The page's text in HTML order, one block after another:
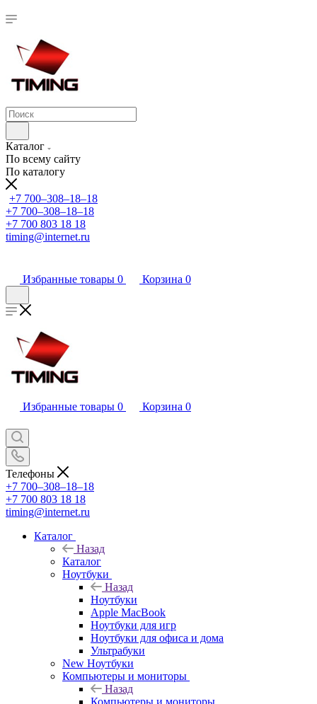
Каталог
По всему сайту
По каталогу
+7 700‒308‒18‒18
+7 700‒308‒18‒18
+7 700 803 18 18
timing@internet.ru
Избранные товары 0 Корзина 0
Избранные товары 0 Корзина 0
Телефоны
+7 700‒308‒18‒18
+7 700 803 18 18
timing@internet.ru
Каталог
Назад
Каталог
Ноутбуки
Назад
Ноутбуки
Apple MacBook
Ноутбуки для игр
Ноутбуки для офиса и дома
Ультрабуки
New Ноутбуки
Компьютеры и мониторы
Назад
Компьютеры и мониторы